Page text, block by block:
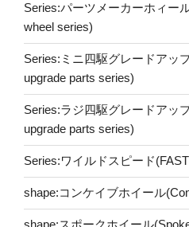
Series:パーツメーカーホィー
wheel series)
Series:ミニ四駆グレードアッ
upgrade parts series)
Series:ラジ四駆グレードアッ
upgrade parts series)
Series:ワイルドスピード
shape:コンケイブホイール
shape:スポークホイール